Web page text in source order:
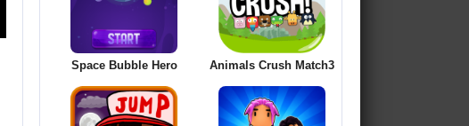
Space Bubble Hero Animals Crush Match3